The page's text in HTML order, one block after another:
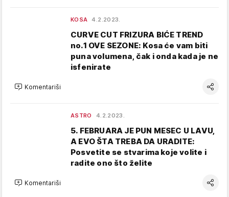
KOSA 4.2.2023.
CURVE CUT FRIZURA BIĆE TREND
no.1 OVE SEZONE: Kosa će vam biti
puna volumena, čak i onda kada je ne
isfenirate
Komentariši
ASTRO 4.2.2023.
5. FEBRUARA JE PUN MESEC U LAVU,
A EVO ŠTA TREBA DA URADITE:
Posvetite se stvarima koje volite i
radite ono što želite
Komentariši